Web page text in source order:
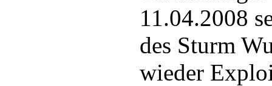
11.04.2008
des Sturm
wieder